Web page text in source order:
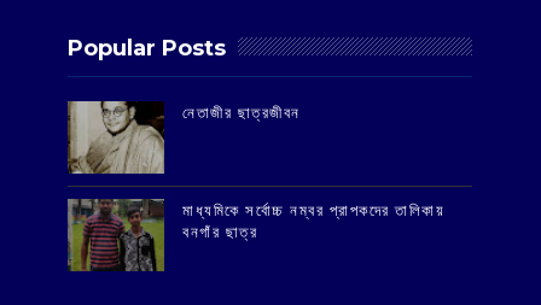
Popular Posts
‌নেতাজীর ছাত্রজীবন
মাধ্যমিকে সর্বোচ্চ নম্বর প্রাপকদের তালিকায়
বনগাঁর ছাত্র